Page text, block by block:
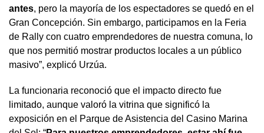
antes, pero la mayoría de los espectadores se quedó en el
Gran Concepción. Sin embargo, participamos en la Feria
de Rally con cuatro emprendedores de nuestra comuna, lo
que nos permitió mostrar productos locales a un público
masivo”, explicó Urzúa.
La funcionaria reconoció que el impacto directo fue
limitado, aunque valoró la vitrina que significó la
exposición en el Parque de Asistencia del Casino Marina